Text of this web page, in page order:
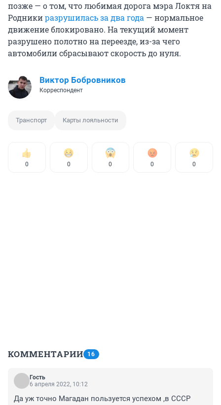
позже — о том, что любимая дорога мэра Локтя на
Родникиразрушилась за два года — нормальное
движение блокировано. На текущий момент
разрушено полотно на переезде, из-за чего
автомобили сбрасывают скорость до нуля.
Виктор Бобровников
Корреспондент
Транспорт Карты лояльности
0 0 0 0 0
КОММЕНТАРИИ 16
Гость
6 апреля 2022, 10:12
Да уж точно Магадан пользуется успехом ,в СССР